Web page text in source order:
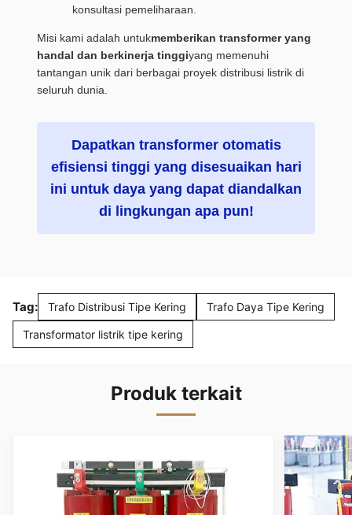
konsultasi pemeliharaan.
Misi kami adalah untukmemberikan transformer yang
handal dan berkinerja tinggiyang memenuhi
tantangan unik dari berbagai proyek distribusi listrik di
seluruh dunia.
Dapatkan transformer otomatis
efisiensi tinggi yang disesuaikan hari
ini untuk daya yang dapat diandalkan
di lingkungan apa pun!
Tag: Trafo Distribusi Tipe Kering Trafo Daya Tipe Kering
Transformator listrik tipe kering
Produk terkait